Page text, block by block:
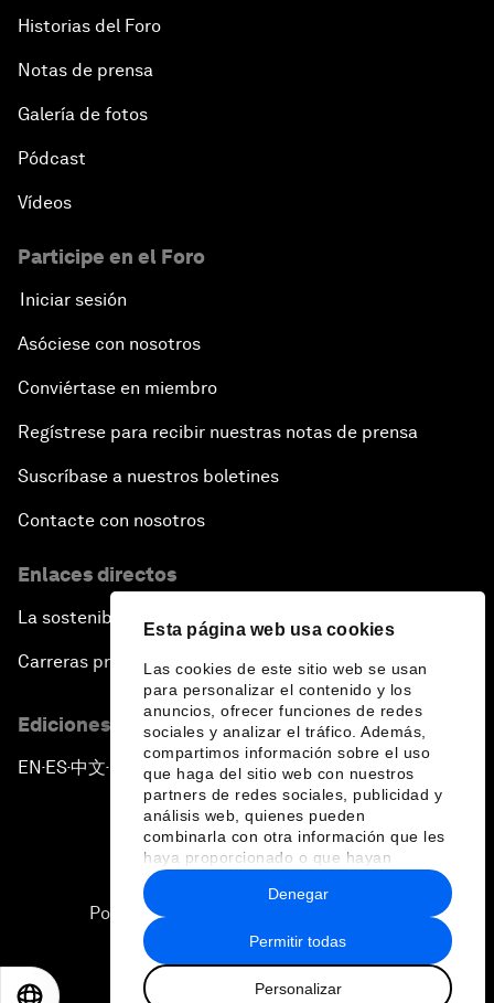
Esta página web usa cookies
Las cookies de este sitio web se usan
para personalizar el contenido y los
anuncios, ofrecer funciones de redes
sociales y analizar el tráfico. Además,
compartimos información sobre el uso
que haga del sitio web con nuestros
partners de redes sociales, publicidad y
análisis web, quienes pueden
combinarla con otra información que les
haya proporcionado o que hayan
recopilado a partir del uso que haya
hecho de sus servicios.
Permitir todas
Personalizar
Denegar
Historias del Foro
Notas de prensa
Galería de fotos
Pódcast
Vídeos
Participe en el Foro
Iniciar sesión
Asóciese con nosotros
Conviértase en miembro
Regístrese para recibir nuestras notas de prensa
Suscríbase a nuestros boletines
Contacte con nosotros
Enlaces directos
La sostenibilidad en el Foro
Carreras profesionales
Ediciones en otros idiomas
EN ▪ ES▪中文▪ 日本語
Política de privacidad y normas de uso
2026 Foro Económico Mundial